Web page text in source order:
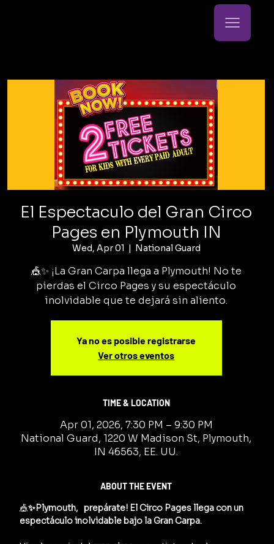
El Espectaculo del Gran Circo
Pages en Plymouth IN
Wed, Apr 01
  |
National Guard
🎪✨ ¡La Gran Carpa llega a Plymouth! No te
pierdas el Circo Pages y su espectáculo
inolvidable que te dejará sin aliento.
Ya no es posible registrarse
Ver otros eventos
TIME & LOCATION
Apr 01, 2026, 7:30 PM – 9:30 PM
National Guard, 1220 W Madison St, Plymouth,
IN 46563, EE. UU.
ABOUT THE EVENT
🎪✨Plymouth,   prepárate! El Circo Pages llega con un
espectáculo inolvidable bajo la Gran Carpa.